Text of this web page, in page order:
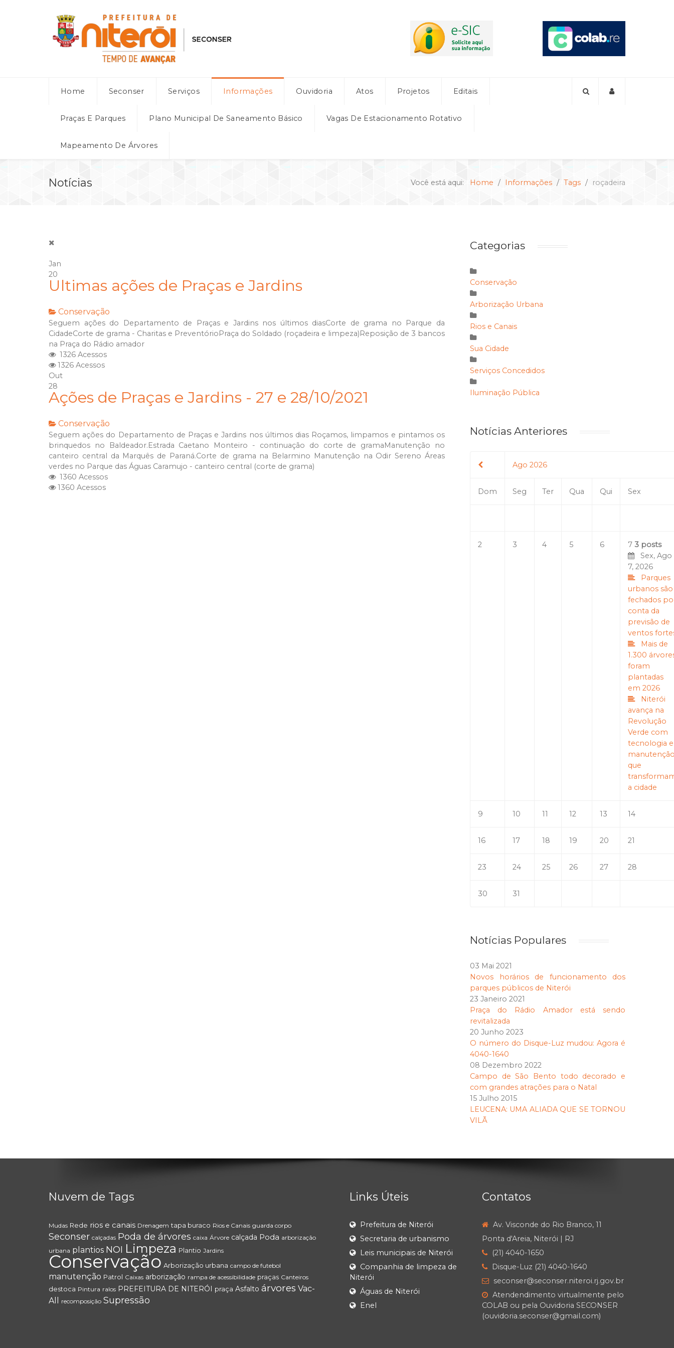
Home Seconser Serviços Informações Ouvidoria Atos Projetos Editais
Praças E Parques Plano Municipal De Saneamento Básico Vagas De Estacionamento Rotativo
Mapeamento De Árvores
Notícias Você está aqui: Home Informações Tags roçadeira
Jan
20
Ultimas ações de Praças e Jardins
Conservação
Seguem ações do Departamento de Praças e Jardins nos últimos diasCorte de grama no Parque da
CidadeCorte de grama - Charitas e PreventórioPraça do Soldado (roçadeira e limpeza)Reposição de 3 bancos
na Praça do Rádio amador
1326 Acessos
1326 Acessos
Out
28
Ações de Praças e Jardins - 27 e 28/10/2021
Conservação
Seguem ações do Departamento de Praças e Jardins nos últimos dias Roçamos, limpamos e pintamos os
brinquedos no Baldeador.Estrada Caetano Monteiro - continuação do corte de gramaManutenção no
canteiro central da Marquês de Paraná.Corte de grama na Belarmino Manutenção na Odir Sereno Áreas
verdes no Parque das Águas Caramujo - canteiro central (corte de grama)
1360 Acessos
1360 Acessos
Categorias
Conservação
Arborização Urbana
Rios e Canais
Sua Cidade
Serviços Concedidos
Iluminação Pública
Notícias Anteriores
Ago 2026
Dom Seg Ter Qua Qui Sex
2 3 4 5 6 7 3 posts
Sex, Ago
7, 2026
Parques
urbanos são
fechados
conta da
previsão de
ventos
Mais de
1.300
foram
plantadas
em 2026
Niterói
avança na
Revolução
Verde com
tecnologia e
que
a cidade
9 10 11 12 13 14
16 17 18 19 20 21
23 24 25 26 27 28
30 31
Notícias Populares
03 Mai 2021
Novos horários de funcionamento dos
parques públicos de Niterói
23 Janeiro 2021
Praça do Rádio Amador está sendo
revitalizada
20 Junho 2023
O número do Disque-Luz mudou: Agora é
4040-1640
08 Dezembro 2022
Campo de São Bento todo decorado e
com grandes atrações para o Natal
15 Julho 2015
LEUCENA: UMA ALIADA QUE SE TORNOU
VILÃ
Nuvem de Tags
Mudas Rede rios e canais Drenagem tapa buraco Rios e Canais guarda corpo
Seconser calçadas Poda de árvores caixa Árvore calçada Poda arborização
urbana plantios NOI Limpeza Plantio Jardins
Conservação Arborização urbana campo de futebol
manutenção Patrol Caixas arborização rampa de acessibilidade praças Canteiros
destoca Pintura ralos PREFEITURA DE NITERÓI praça Asfalto árvores Vac-
All
recomposição Supressão
Links Úteis
Prefeitura de Niterói
Secretaria de urbanismo
Leis municipais de Niterói
Companhia de limpeza de
Niterói
Águas de Niterói
Enel
Contatos
Av. Visconde do Rio Branco, 11
Ponta d'Areia, Niterói | RJ
(21) 4040-1650
Disque-Luz (21) 4040-1640
seconser@seconser.niteroi.rj.gov.br
Atendendimento virtualmente pelo
COLAB ou pela Ouvidoria SECONSER
(ouvidoria.seconser@gmail.com)